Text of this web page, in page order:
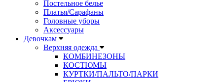
Постельное белье
Платья/Сарафаны
Головные уборы
Аксессуары
Девочкам
Верхняя одежда
КОМБИНЕЗОНЫ
КОСТЮМЫ
КУРТКИ/ПАЛЬТО/ПАРКИ